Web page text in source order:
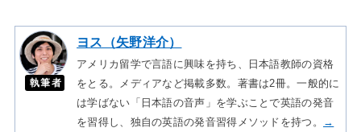
執筆者
ヨス（矢野洋介）
アメリカ留学で言語に興味を持ち、日本語教師の資格
をとる。メディアなど掲載多数。著書は2冊。一般的に
は学ばない「日本語の音声」を学ぶことで英語の発音
を習得し、独自の英語の発音習得メソッドを持つ。
→